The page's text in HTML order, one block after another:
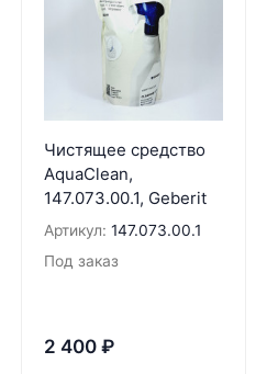
Чистящее средство
AquaClean,
147.073.00.1, Geberit
Артикул: 147.073.00.1
Под заказ
2 400 ₽